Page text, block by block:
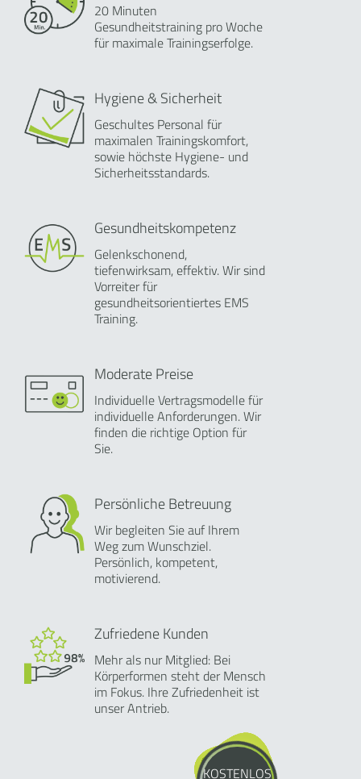
20 Minuten
Gesundheitstraining pro Woche
für maximale Trainingserfolge.
Hygiene & Sicherheit
Geschultes Personal für
maximalen Trainingskomfort,
sowie höchste Hygiene- und
Sicherheitsstandards.
Gesundheitskompetenz
Gelenkschonend,
tiefenwirksam, effektiv. Wir sind
Vorreiter für
gesundheitsorientiertes EMS
Training.
Moderate Preise
Individuelle Vertragsmodelle für
individuelle Anforderungen. Wir
finden die richtige Option für
Sie.
Persönliche Betreuung
Wir begleiten Sie auf Ihrem
Weg zum Wunschziel.
Persönlich, kompetent,
motivierend.
Zufriedene Kunden
Mehr als nur Mitglied: Bei
Körperformen steht der Mensch
im Fokus. Ihre Zufriedenheit ist
unser Antrieb.
KOSTENLOS